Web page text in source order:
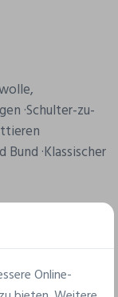
·Schulter-zu-
·Klassischer
Online-